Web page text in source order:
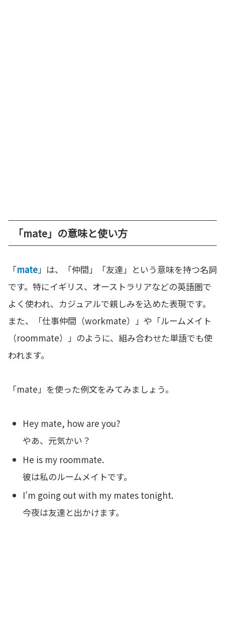
「mate」の意味と使い方
「mate」は、「仲間」「友達」という意味を持つ名詞
です。特にイギリス、オーストラリアなどの英語圏で
よく使われ、カジュアルで親しみを込めた表現です。
また、「仕事仲間（workmate）」や「ルームメイト
（roommate）」のように、組み合わせた単語でも使
われます。
「mate」を使った例文をみてみましょう。
Hey mate, how are you?
やあ、元気かい？
He is my roommate.
彼は私のルームメイトです。
I’m going out with my mates tonight.
今夜は友達と出かけます。